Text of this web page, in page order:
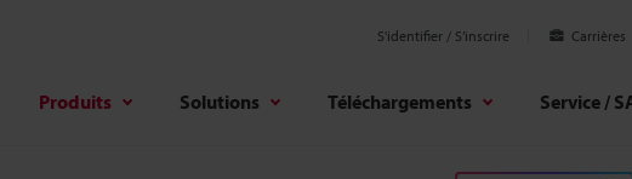
S'identifier / S’inscrire Carrières
Produits Solutions Téléchargements Service /